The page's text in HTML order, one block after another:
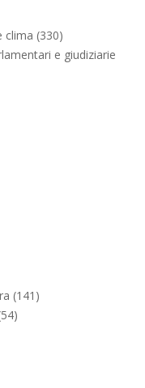
clima (330)
e giudiziarie
(141)